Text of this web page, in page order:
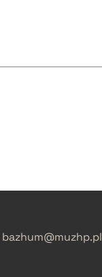
bazhum@muzhp.pl